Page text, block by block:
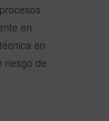
en
en
riesgo de